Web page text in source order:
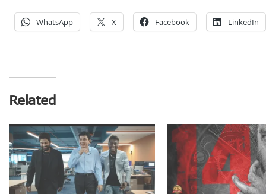
WhatsApp X Facebook LinkedIn
Related